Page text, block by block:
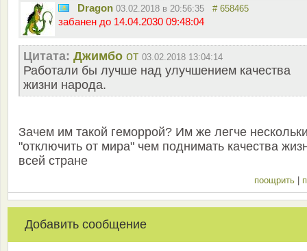
Dragon 03.02.2018 в 20:56:35 # 658465
забанен до 14.04.2030 09:48:04
Цитата: Джимбо от 03.02.2018 13:04:14
Работали бы лучше над улучшением качества
жизни народа.
Зачем им такой геморрой? Им же легче
"отключить от мира" чем поднимать качества
всей стране
поощрить
Добавить сообщение